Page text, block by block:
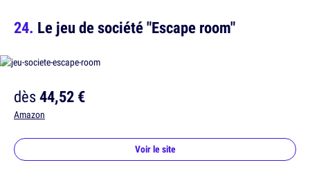
Le jeu de société "Escape room"
dès44,52 €
Amazon
Voir le site